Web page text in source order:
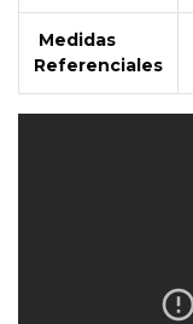
Medidas
Referenciales